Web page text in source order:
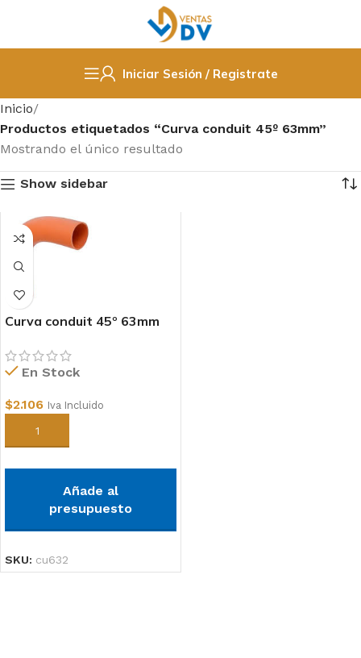
Iniciar Sesión / Registrate
Inicio
Productos etiquetados “Curva conduit 45º 63mm”
Mostrando el único resultado
Show sidebar
Curva conduit 45º 63mm
En Stock
$2.106 Iva Incluido
Añadir al carrito
Añade al
presupuesto
SKU: cu632